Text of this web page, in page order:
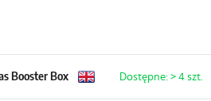
Booster Box Dostępne: > 4 szt.